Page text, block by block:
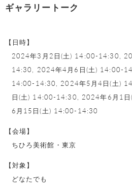
ギャラリートーク
【日時】
2024年3月2日(土) 14:00-14:30,
14:30, 2024年4月6日(土) 14:00-
14:00-14:30, 2024年5月4日(土)
日(土) 14:00-14:30, 2024年6月1
6月15日(土) 14:00-14:30
【会場】
ちひろ美術館・東京
【対象】
どなたでも